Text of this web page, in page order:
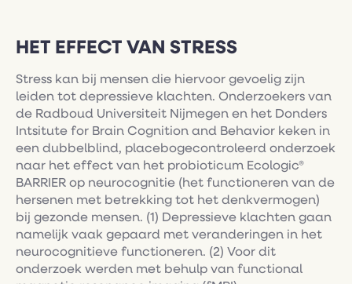
HET EFFECT VAN STRESS
Stress kan bij mensen die hiervoor gevoelig zijn
leiden tot depressieve klachten. Onderzoekers van
de Radboud Universiteit Nijmegen en het Donders
Intsitute for Brain Cognition and Behavior keken in
een dubbelblind, placebogecontroleerd onderzoek
naar het effect van het probioticum Ecologic®
BARRIER op neurocognitie (het functioneren van de
hersenen met betrekking tot het denkvermogen)
bij gezonde mensen. (1) Depressieve klachten gaan
namelijk vaak gepaard met veranderingen in het
neurocognitieve functioneren. (2) Voor dit
onderzoek werden met behulp van functional